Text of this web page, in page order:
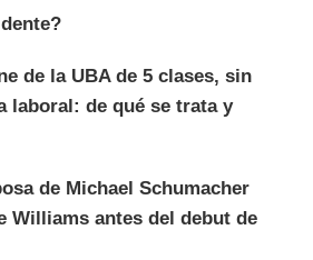
de la UBA de 5 clases, sin
laboral: de qué se trata y
de Michael Schumacher
Williams antes del debut de